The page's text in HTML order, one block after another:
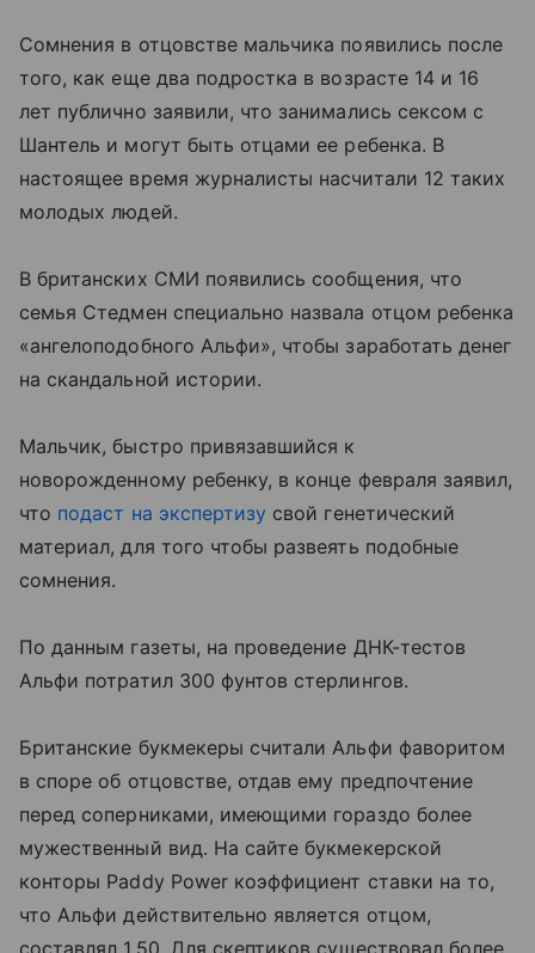
Сомнения в отцовстве мальчика появились после
того, как еще два подростка в возрасте 14 и 16
лет публично заявили, что занимались сексом с
Шантель и могут быть отцами ее ребенка. В
настоящее время журналисты насчитали 12 таких
молодых людей.
В британских СМИ появились сообщения, что
семья Стедмен специально назвала отцом ребенка
«ангелоподобного Альфи», чтобы заработать денег
на скандальной истории.
Мальчик, быстро привязавшийся к
новорожденному ребенку, в конце февраля заявил,
что подаст на экспертизу свой генетический
материал, для того чтобы развеять подобные
сомнения.
По данным газеты, на проведение ДНК-тестов
Альфи потратил 300 фунтов стерлингов.
Британские букмекеры считали Альфи фаворитом
в споре об отцовстве, отдав ему предпочтение
перед соперниками, имеющими гораздо более
мужественный вид. На сайте букмекерской
конторы Paddy Power коэффициент ставки на то,
что Альфи действительно является отцом,
составлял 1,50. Для скептиков существовал более